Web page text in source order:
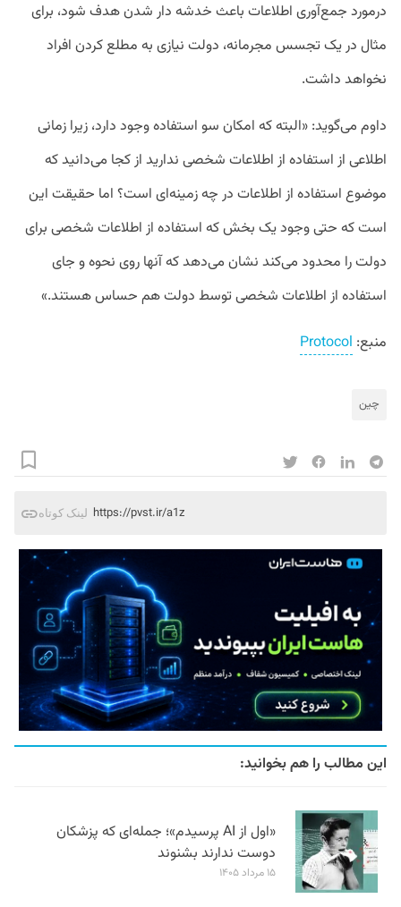
درمورد جمع‌آوری اطلاعات باعث خدشه دار شدن هدف شود، برای
مثال در یک تجسس مجرمانه، دولت نیازی به مطلع کردن افراد
نخواهد داشت.
داوم می‌گوید: «البته که امکان سو استفاده وجود دارد، ‌زیرا زمانی
اطلاعی از استفاده از اطلاعات شخصی ندارید از کجا می‌دانید که
موضوع استفاده از اطلاعات در چه زمینه‌ای است؟ اما حقیقت این
است که حتی وجود یک بخش که استفاده از اطلاعات شخصی برای
دولت را محدود می‌کند نشان می‌دهد که آنها روی نحوه و جای
استفاده از اطلاعات شخصی توسط دولت هم حساس هستند.»
منبع: Protocol
چین
لینک کوتاه https://pvst.ir/a1z
این مطالب را هم بخوانید:
«اول از AI پرسیدم»؛ جمله‌ای که پزشکان
دوست ندارند بشنوند
۱۵ مرداد ۱۴۰۵